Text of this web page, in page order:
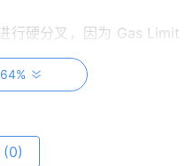
行硬分叉，因为 Gas Limit
点可以在现有协议规则下
Limit，这本身就是共识机
(0)